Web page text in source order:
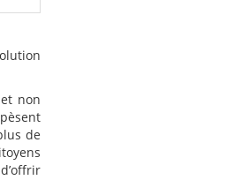
non
de